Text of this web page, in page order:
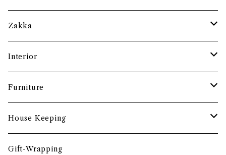
土鍋・お鍋まわり
グラス・タンブラー
酒器
食卓小物
カトラリー
箸・箸置き
ポット
カップ・ソーサー・マグ
茶托・銘々皿
トレイ・コースター
お盆
ペーパーウェイト
ペントレー
ペーパーツール
文房具収納
遊印
Zakka
和ろうそく
ポーチ
Interior
バスケット
鏡・ミラー
フック
Furniture
デスク・スツール
本棚・収納棚
House Keeping
たわし
Gift-Wrapping